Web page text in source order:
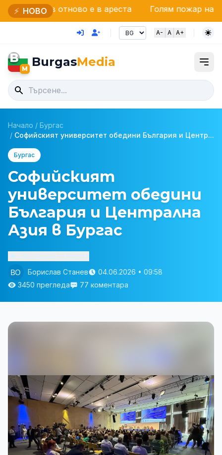
⚡ НОВО
е в ареста Голям пожар на АМ „Тракия“:
A- A A+
B
M BurgasMedia
Начало / Бургас
/ Софийският университет обедини България и Центр...
Бургас
Софийският
университет обедини
България и Централна
Азия в Бургас
Борислав Станев
04.06.2026 • 09:58
3450 прегледа
77 коментара